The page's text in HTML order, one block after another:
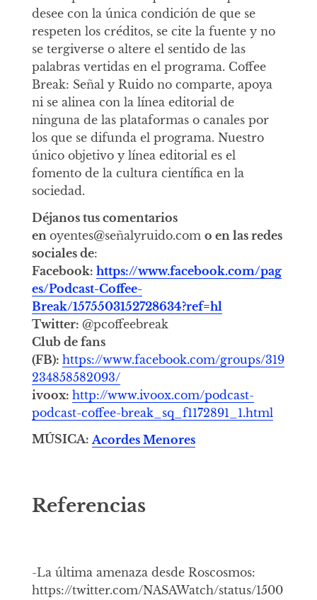
desee con la única condición de que se
respeten los créditos, se cite la fuente y no
se tergiverse o altere el sentido de las
palabras vertidas en el programa. Coffee
Break: Señal y Ruido no comparte, apoya
ni se alinea con la línea editorial de
ninguna de las plataformas o canales por
los que se difunda el programa. Nuestro
único objetivo y línea editorial es el
fomento de la cultura científica en la
sociedad.
Déjanos tus comentarios
en oyentes@señalyruido.com o en las redes
sociales de:
Facebook: https://www.facebook.com/pag
es/Podcast-Coffee-
Break/1575503152728634?ref=hl
Twitter: @pcoffeebreak
Club de fans
(FB): https://www.facebook.com/groups/319
234858582093/
ivoox: http://www.ivoox.com/podcast-
podcast-coffee-break_sq_f1172891_1.html
MÚSICA: Acordes Menores
Referencias
-La última amenaza desde Roscosmos:
https://twitter.com/NASAWatch/status/1500